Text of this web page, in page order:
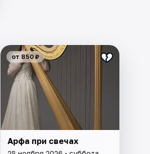
от 850 ₽
Арфа при свечах